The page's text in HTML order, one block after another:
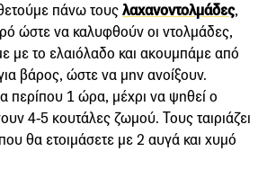
πάνω τουςλαχανοντολμάδες,
ώστε να καλυφθούν οι ντολμάδες,
με το ελαιόλαδο και ακουμπάμε από
βάρος, ώστε να μην ανοίξουν.
περίπου 1 ώρα, μέχρι να ψηθεί ο
4-5 κουτάλες ζωμού. Τους ταιριάζει
θα ετοιμάσετε με 2 αυγά και χυμό